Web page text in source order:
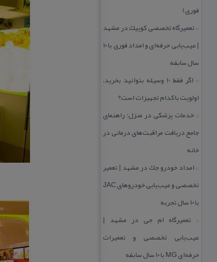
فوری)
:: تعمیرگاه تخصصی كوییك در مشهد
| عیب‌یابی حرفه‌ای و امداد فوری با ۱۰
سال سابقه
::
اگر فقط 10 وسیله بتوانید بخرید،
اولویت با كدام تجهیزات است؟
:: خدمات پزشكی در منزل؛ راهنمای
جامع دریافت مراقبت‌های درمانی در
خانه
:: امداد خودرو جك در مشهد | تعمیر
تخصصی و عیب‌یابی خودروهای JAC
با ۱۰ سال تجربه
:: تعمیرگاه ام جی در مشهد |
عیب‌یابی تخصصی و تعمیرات
حرفه‌ای MG با ۱۰ سال سابقه